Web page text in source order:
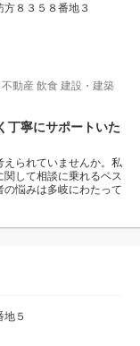
８３５８番地３
不動産 飲食 建設・建築
丁寧にサポートいた
られていませんか。私
して相談に乗れるベス
悩みは多岐にわたって
５